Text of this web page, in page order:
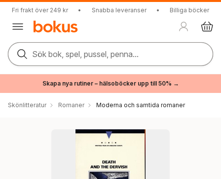
Fri frakt över 249 kr • Snabba leveranser • Billiga böcker
Sök bok, spel, pussel, penna...
Skapa nya rutiner – hälsoböcker upp till 50% →
Skönlitteratur Romaner Moderna och samtida romaner